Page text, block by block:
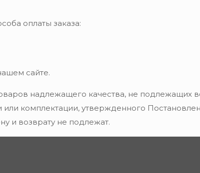
оплаты заказа:
сайте.
надлежащего качества, не подлежащих
комплектации, утвержденного
и возврату не подлежат.